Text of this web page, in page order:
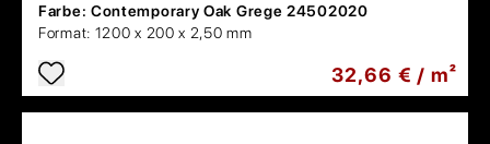
Farbe: Contemporary Oak Grege 24502020
Format: 1200 x 200 x 2,50 mm
32,66 € / m²